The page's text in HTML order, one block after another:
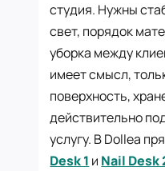
студия. Нужны
свет, порядок
уборка между
имеет смысл,
поверхность,
действительно
услугу. В Dollea
Desk 1 и Nail Desk